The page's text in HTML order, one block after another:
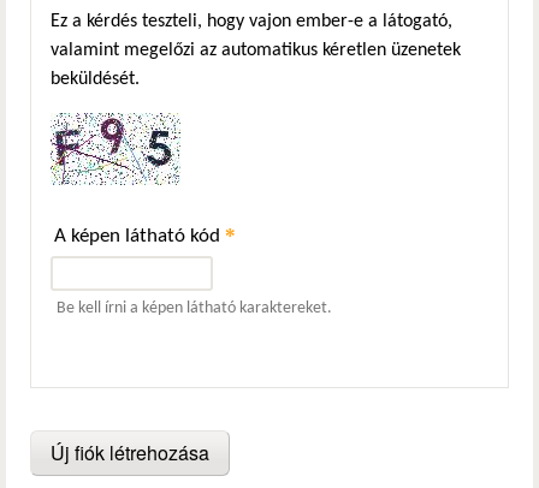
Ez a kérdés teszteli, hogy vajon ember-e a látogató,
valamint megelőzi az automatikus kéretlen üzenetek
beküldését.
A képen látható kód *
Be kell írni a képen látható karaktereket.